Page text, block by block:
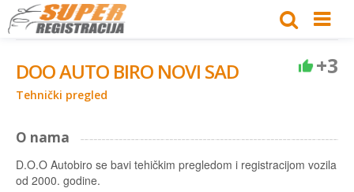
DOO AUTO BIRO NOVI SAD
Tehnički pregled
+3
O nama
D.O.O Autobiro se bavi tehičkim pregledom i registracijom vozila
od 2000. godine.